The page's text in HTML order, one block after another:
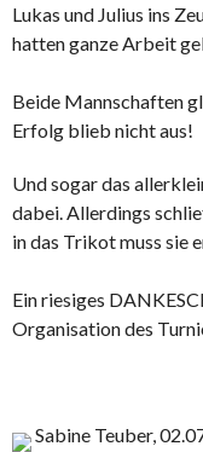
Lukas und Julius ins
hatten ganze Arbeit
Beide Mannschaften
Erfolg blieb nicht aus!
Und sogar das
dabei. Allerdings
in das Trikot muss sie
Ein riesiges
Organisation des
Sabine Teuber,